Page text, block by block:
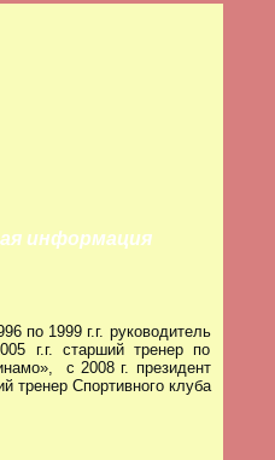
информация
по 1999 г.г. руководитель
г.г. старший тренер по
с 2008 г. президент
тренер Спортивного клуба